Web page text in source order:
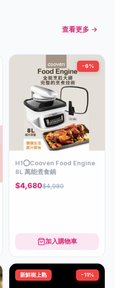
查看更多 →
-6%
H1⭕️Cooven Food Engine
8L 萬能煮食鍋
$4,680$4,980
加入購物車
新鮮樹上熟 -11%